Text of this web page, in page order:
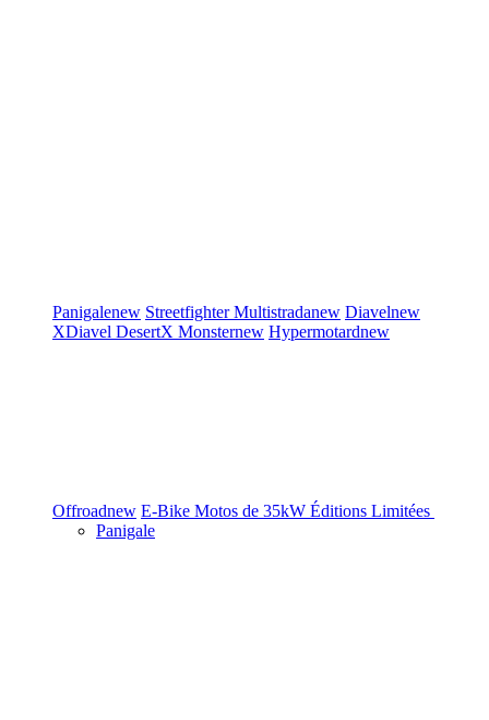
Panigalenew StreetfighterMultistradanew Diavelnew
XDiavel DesertX Monsternew Hypermotardnew
Offroadnew E-Bike Motos de 35kW Éditions Limitées
Panigale